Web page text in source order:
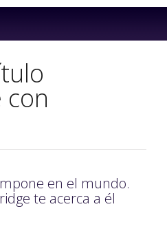
content
con
en el mundo.
te acerca a él